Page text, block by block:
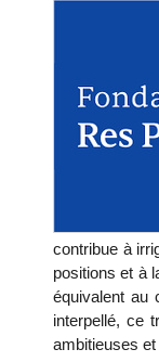
contribue à
positions et à
équivalent au
interpellé, ce
ambitieuses